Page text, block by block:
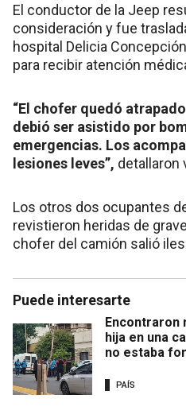
El conductor de la Jeep
consideración y fue
hospital Delicia
para recibir atención
“El chofer quedó
debió ser asistido por
emergencias. Los
lesiones leves”, detallaron
Los otros dos ocupantes
revistieron heridas de
chofer del camión salió
Puede interesarte
Encontraron
hija en una
no estaba
PAÍS